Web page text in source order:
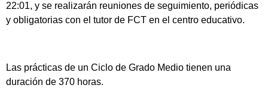
22:01, y se realizarán reuniones de seguimiento, periódicas
y obligatorias con el tutor de FCT en el centro educativo.
Las prácticas de un Ciclo de Grado Medio tienen una
duración de 370 horas.